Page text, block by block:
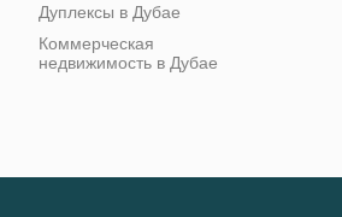
Дуплексы в Дубае
Коммерческая
недвижимость в Дубае